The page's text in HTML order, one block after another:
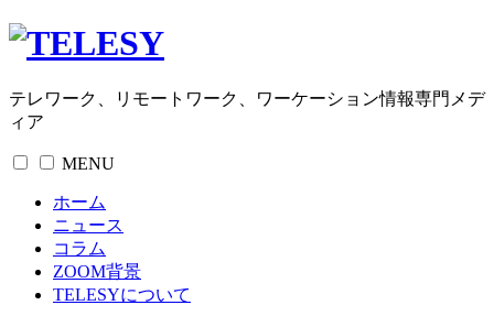
テレワーク、リモートワーク、ワーケーション情報専門メデ
ィア
MENU
ホーム
ニュース
コラム
ZOOM背景
TELESYについて